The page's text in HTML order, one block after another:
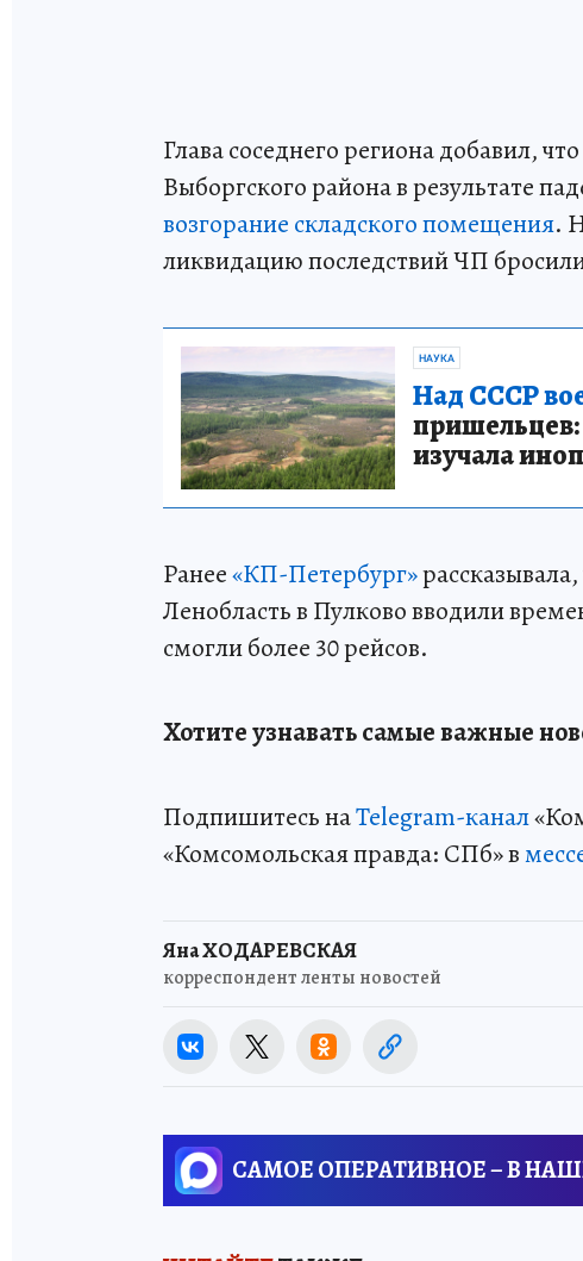
Глава соседнего региона добавил,
Выборгского района в результате
возгорание складского помещения.
ликвидацию последствий ЧП
НАУКА
Над СССР
пришельцев:
изучала
Ранее«КП-Петербург»
Ленобласть в Пулково вводили
смогли более 30 рейсов.
Хотите узнавать самые важные
Подпишитесь наTelegram-канал
«Комсомольская правда: СПб» в
Яна ХОДАРЕВСКАЯ
корреспондент ленты новостей
САМОЕ ОПЕРАТИВНОЕ – В